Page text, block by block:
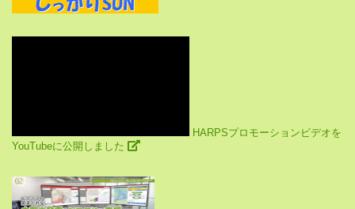
HARPSプロモーションビデオを
YouTubeに公開しました